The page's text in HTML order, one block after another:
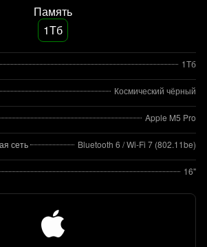
Память
1Тб
1Тб
Космический чёрный
Apple M5 Pro
сеть Bluetooth 6 / Wi‑Fi 7 (802.11be)
16"